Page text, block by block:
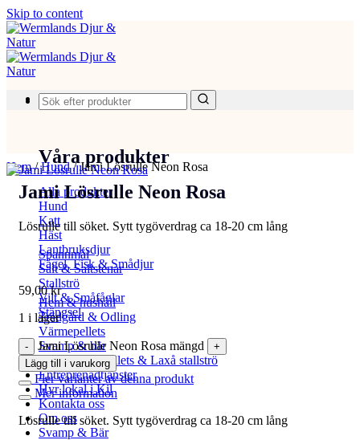
Skip to content
Produkter
Våra produkter
Alla produkter
Hund
Katt
Häst
Lantbruksdjur
Fågel, Fisk & Smådjur
Spannmål
Salt & Saltstenar
Stallströ
Vilt & Småfåglar
Stängsel
Hem & hushåll
Trädgård & Odling
Värmepellets
Svamp & bär
Beställ Laxåpellets & Laxå stallströ
Entreprenadtjänster
Hyr lokal i Kil
Kontakta oss
Om oss
Svamp & Bär
Hem/Hund/Jami Lösrulle Neon Rosa
Jami Lösrulle Neon Rosa
Lösrulle till söket. Sytt tygöverdrag ca 18-20 cm lång
59,00kr
1 i lager
Jami Lösrulle Neon Rosa mängd
Lägg till i varukorg
Fler varianter av denna produkt
Mer information
Lösrulle till söket. Sytt tygöverdrag ca 18-20 cm lång